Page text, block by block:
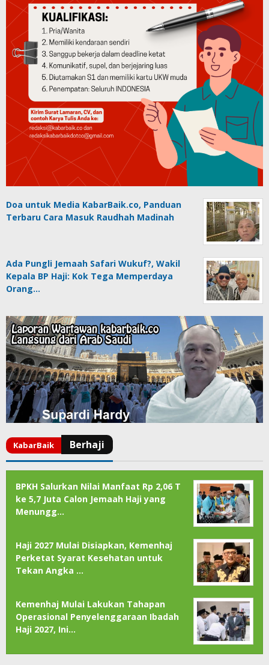
Doa untuk Media KabarBaik.co, Panduan
Terbaru Cara Masuk Raudhah Madinah
Ada Pungli Jemaah Safari Wukuf?, Wakil
Kepala BP Haji: Kok Tega Memperdaya
Orang…
BPKH Salurkan Nilai Manfaat Rp 2,06 T
ke 5,7 Juta Calon Jemaah Haji yang
Menungg…
Haji 2027 Mulai Disiapkan, Kemenhaj
Perketat Syarat Kesehatan untuk
Tekan Angka …
Kemenhaj Mulai Lakukan Tahapan
Operasional Penyelenggaraan Ibadah
Haji 2027, Ini…